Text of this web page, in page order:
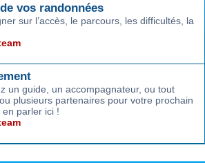
vos randonnées
sur l’accès, le parcours, les difficultés, la
un guide, un accompagnateur, ou tout
plusieurs partenaires pour votre prochain
en parler ici !